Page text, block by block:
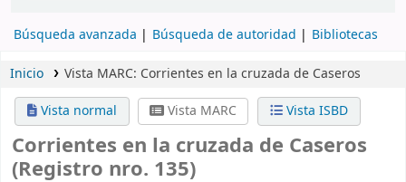
Búsqueda avanzada Búsqueda de autoridad Bibliotecas
Inicio
Vista MARC: Corrientes en la cruzada de Caseros
Vista normal
Vista MARC Vista ISBD
Corrientes en la cruzada de Caseros
(Registro nro. 135)